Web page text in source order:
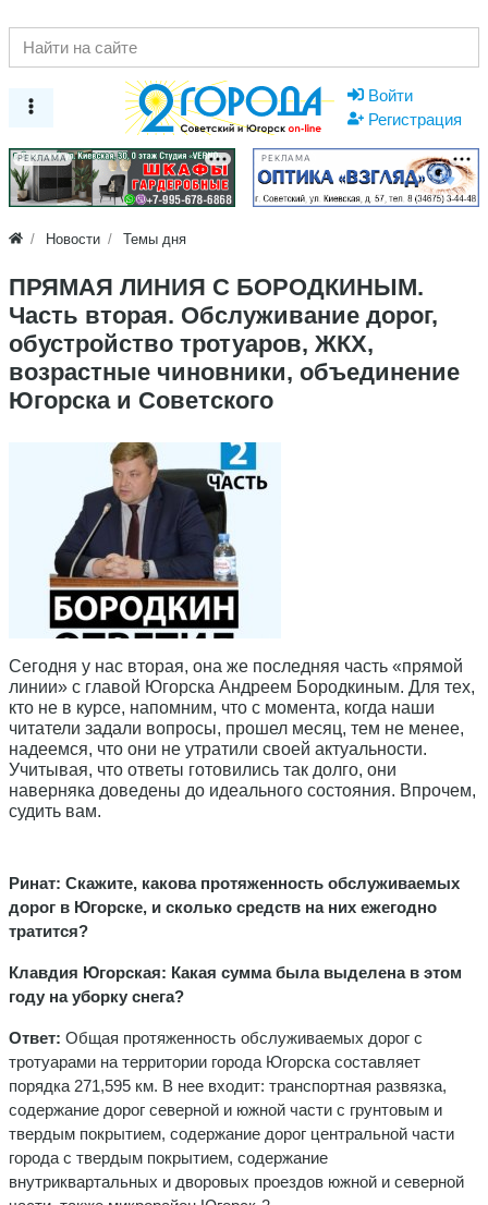
Войти
Регистрация
РЕКЛАМА РЕКЛАМА
Новости Темы дня
ПРЯМАЯ ЛИНИЯ С БОРОДКИНЫМ.
Часть вторая. Обслуживание дорог,
обустройство тротуаров, ЖКХ,
возрастные чиновники, объединение
Югорска и Советского
Сегодня у нас вторая, она же последняя часть «прямой
линии» с главой Югорска Андреем Бородкиным. Для тех,
кто не в курсе, напомним, что с момента, когда наши
читатели задали вопросы, прошел месяц, тем не менее,
надеемся, что они не утратили своей актуальности.
Учитывая, что ответы готовились так долго, они
наверняка доведены до идеального состояния. Впрочем,
судить вам.
Ринат: Скажите, какова протяженность обслуживаемых
дорог в Югорске, и сколько средств на них ежегодно
тратится?
Клавдия Югорская: Какая сумма была выделена в этом
году на уборку снега?
Ответ: Общая протяженность обслуживаемых дорог с
тротуарами на территории города Югорска составляет
порядка 271,595 км. В нее входит: транспортная развязка,
содержание дорог северной и южной части с грунтовым и
твердым покрытием, содержание дорог центральной части
города с твердым покрытием, содержание
внутриквартальных и дворовых проездов южной и северной